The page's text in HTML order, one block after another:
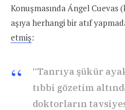
Konuşmasında Ángel Cuevas
aşıya herhangi bir atıf
etmiş:
“Tanrıya şükür
tıbbi gözetim
doktorların